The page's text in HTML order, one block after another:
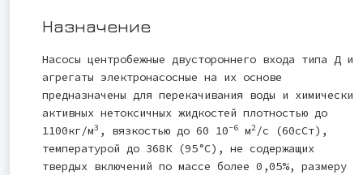
Назначение
Насосы центробежные двустороннего входа типа Д и
агрегаты электронасосные на их основе
предназначены для перекачивания воды и химически
активных нетоксичных жидкостей плотностью до
1100кг/м3 , вязкостью до 60 10-6 м2/с (60сСт),
температурой до 368К (95°С), не содержащих
твердых включений по массе более 0,05%, размеру